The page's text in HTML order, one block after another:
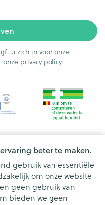
beter te maken.
gebruik van essentiële
om onze website
geen gebruik van
bieden we geen
u zich in voor onze
onze privacy policy.